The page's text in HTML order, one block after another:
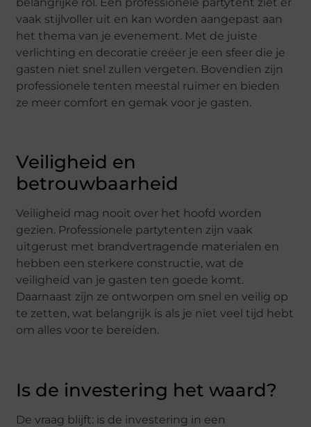
vaak stijlvoller uit en kan worden aangepast aan
het thema van je evenement. Met de juiste
verlichting en decoratie creëer je een sfeer die je
gasten niet snel zullen vergeten. Bovendien zijn
professionele tenten meestal ruimer en bieden
ze meer comfort en gemak voor je gasten.
Veiligheid en
betrouwbaarheid
Veiligheid mag nooit over het hoofd worden
gezien. Professionele partytenten zijn vaak
uitgerust met brandvertragende materialen en
hebben een sterkere constructie, wat de
veiligheid van je gasten ten goede komt.
Daarnaast zijn ze ontworpen om snel en veilig op
te zetten, wat belangrijk is als je niet veel tijd hebt
om alles voor te bereiden.
Is de investering het waard?
De vraag blijft: is de investering in een